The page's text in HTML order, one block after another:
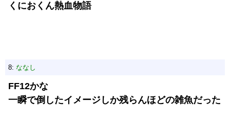
くにおくん熱血物語
8: ななし
FF12かな
一瞬で倒したイメージしか残らんほどの雑魚だった